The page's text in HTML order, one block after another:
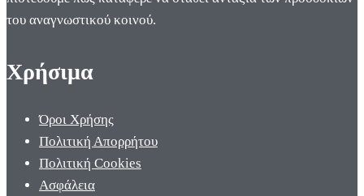
του αναγνωστικού κοινού.
Χρήσιμα
Όροι Χρήσης
Πολιτική Απορρήτου
Πολιτική Cookies
Ασφάλεια